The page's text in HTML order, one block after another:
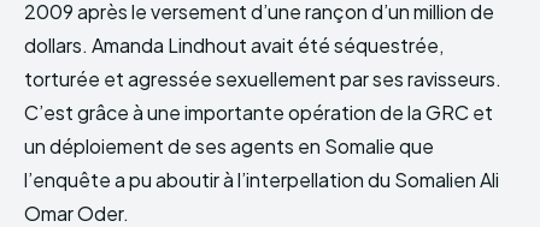
2009 après le versement d’une rançon d’un million de
dollars. Amanda Lindhout avait été séquestrée,
torturée et agressée sexuellement par ses ravisseurs.
C’est grâce à une importante opération de la GRC et
un déploiement de ses agents en Somalie que
l’enquête a pu aboutir à l’interpellation du Somalien Ali
Omar Oder.